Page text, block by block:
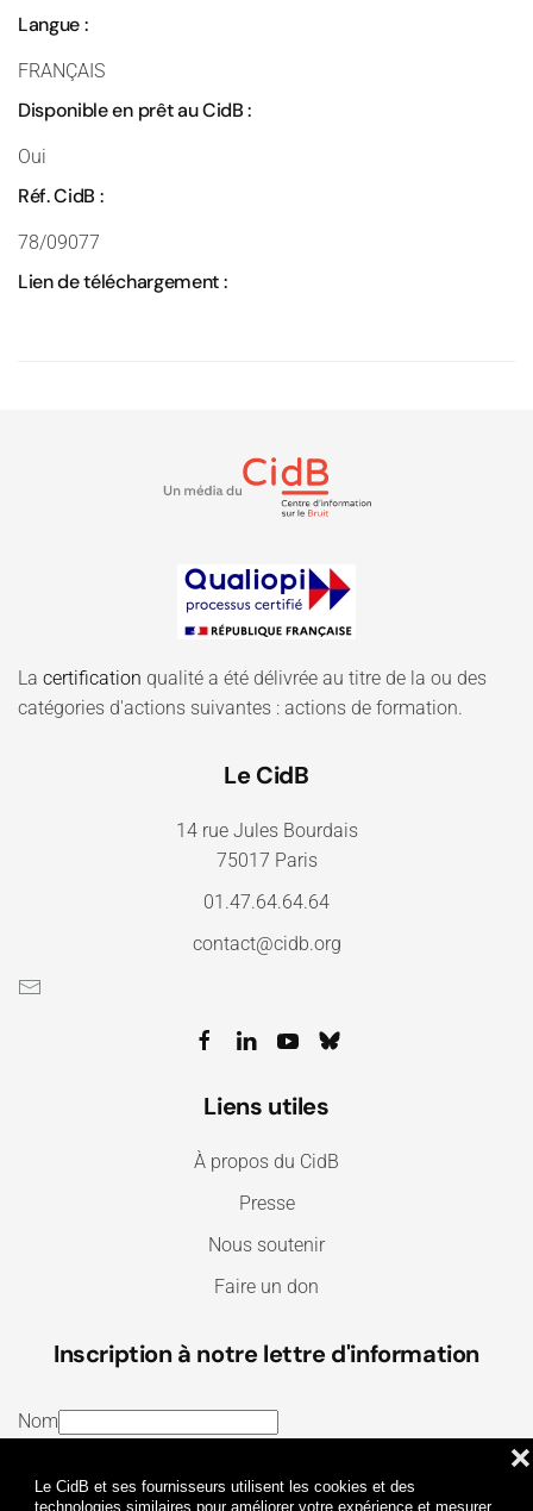
Le CidB et ses fournisseurs utilisent les cookies et des
technologies similaires pour améliorer votre expérience et mesurer
❌
Langue :
FRANÇAIS
Disponible en prêt au CidB :
Oui
Réf. CidB :
78/09077
Lien de téléchargement :
La certification qualité a été délivrée au titre de la ou des
catégories d'actions suivantes : actions de formation.
Le CidB
14 rue Jules Bourdais
75017 Paris
01.47.64.64.64
contact@cidb.org
Liens utiles
À propos du CidB
Presse
Nous soutenir
Faire un don
Inscription à notre lettre d'information
Nom
J’ai lu et j’accepte lesTermes et conditionset la